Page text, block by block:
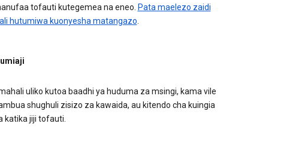
tofauti kutegemea na eneo. Pata maelezo zaidi
hutumiwa kuonyesha matangazo
uliko kutoa baadhi ya huduma za msingi, kama vile
shughuli zisizo za kawaida, au kitendo cha kuingia
katika jiji tofauti.